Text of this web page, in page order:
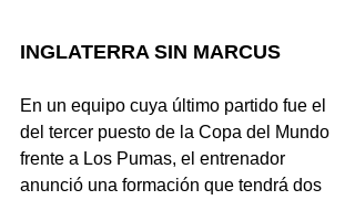
INGLATERRA SIN MARCUS
En un equipo cuya último partido fue el
del tercer puesto de la Copa del Mundo
frente a Los Pumas, el entrenador
anunció una formación que tendrá dos